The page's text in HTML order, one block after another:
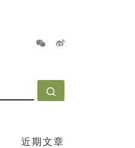
SEARCH
近期文章